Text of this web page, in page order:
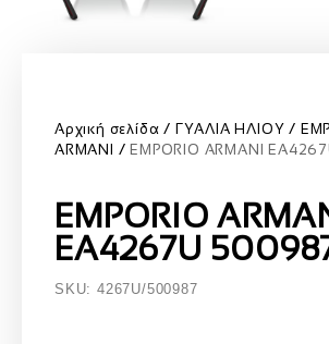
Αρχική σελίδα ΓΥΑΛΙΑ ΗΛΙΟΥ
ARMANI
EMPORIO ARMANI
EMPORIO
EA4267U
SKU: 4267U/500987